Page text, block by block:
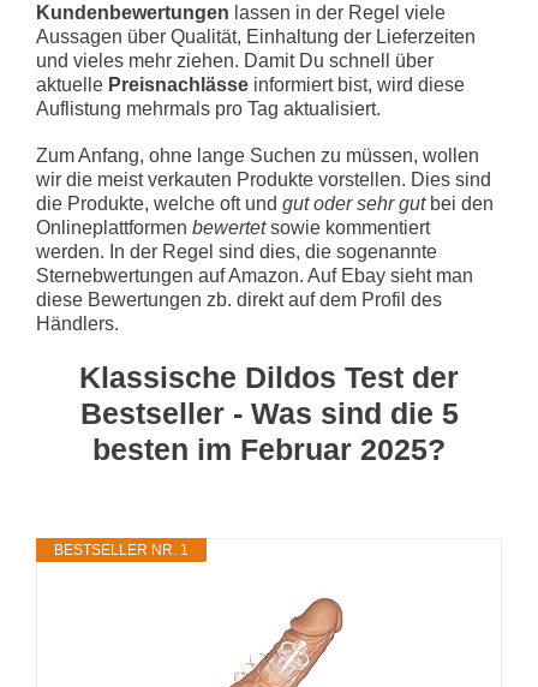
Kundenbewertungen lassen in der Regel viele
Aussagen über Qualität, Einhaltung der Lieferzeiten
und vieles mehr ziehen. Damit Du schnell über
aktuelle Preisnachlässe informiert bist, wird diese
Auflistung mehrmals pro Tag aktualisiert.
Zum Anfang, ohne lange Suchen zu müssen, wollen
wir die meist verkauten Produkte vorstellen. Dies sind
die Produkte, welche oft und gut oder sehr gutbei den
Onlineplattformen bewertetsowie kommentiert
werden. In der Regel sind dies, die sogenannte
Sternebwertungen auf Amazon. Auf Ebay sieht man
diese Bewertungen zb. direkt auf dem Profil des
Händlers.
Klassische Dildos Test der
Bestseller - Was sind die 5
besten im Februar 2025?
BESTSELLER NR. 1